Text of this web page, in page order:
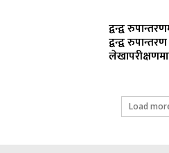
द्वन्द्व
द्वन्द्व
Load